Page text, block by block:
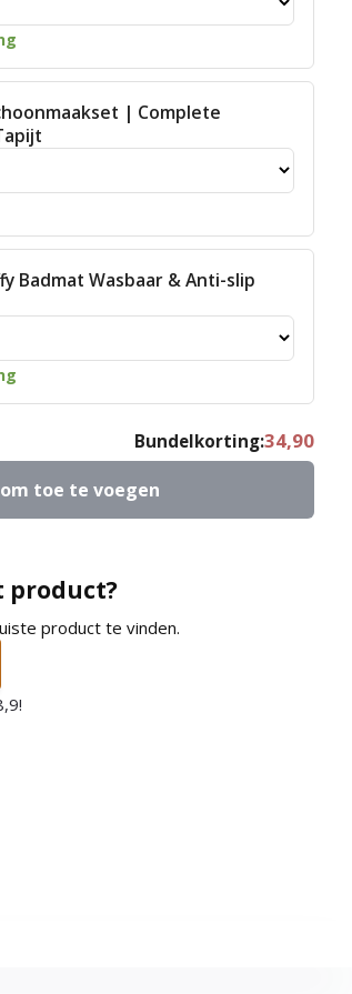
| Complete
Badmat Wasbaar & Anti-slip
Bundelkorting:34,90
toe te voegen
product?
product te vinden.